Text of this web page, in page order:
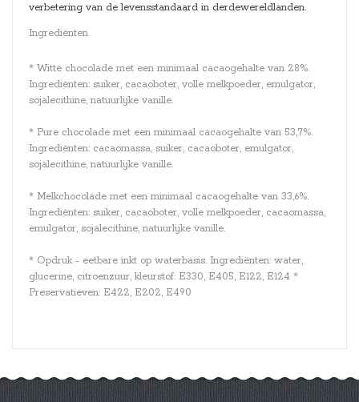
verbetering van de levensstandaard in derdewereldlanden.
Ingrediënten
* Witte chocolade met een minimaal cacaogehalte van 28%.
Ingrediënten: suiker, cacaoboter, volle melkpoeder, emulgator,
sojalecithine, natuurlijke vanille.
* Pure chocolade met een minimaal cacaogehalte van 53,7%.
Ingrediënten: cacaomassa, suiker, cacaoboter, emulgator,
sojalecithine, natuurlijke vanille.
* Melkchocolade met een minimaal cacaogehalte van 33,6%.
Ingrediënten: suiker, cacaoboter, volle melkpoeder, cacaomassa,
emulgator, sojalecithine, natuurlijke vanille.
* Opdruk - eetbare inkt op waterbasis. Ingrediënten: water,
glucerine, citroenzuur, kleurstof: E330, E405, E122, E124 *
Preservatieven: E422, E202, E490